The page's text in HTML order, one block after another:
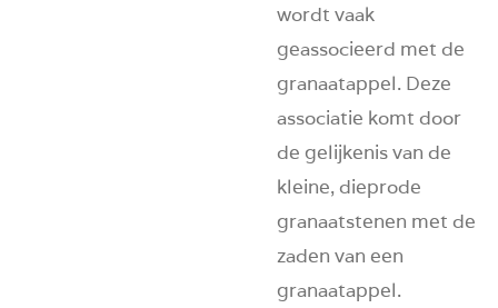
wordt vaak
geassocieerd met de
granaatappel. Deze
associatie komt door
de gelijkenis van de
kleine, dieprode
granaatstenen met de
zaden van een
granaatappel.